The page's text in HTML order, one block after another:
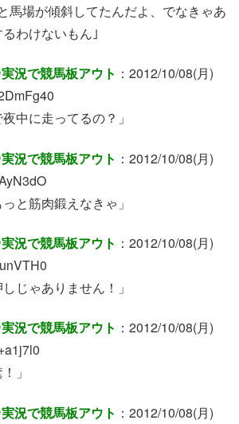
馬場が傾斜してたんだよ、でなきゃあ
わけないもん｣
況で競馬板アウト ：2012/10/08(月)
中に走ってるの？」
況で競馬板アウト ：2012/10/08(月)
と筋肉鍛えなきゃ」
況で競馬板アウト ：2012/10/08(月)
じゃありません！」
況で競馬板アウト ：2012/10/08(月)
」
況で競馬板アウト ：2012/10/08(月)